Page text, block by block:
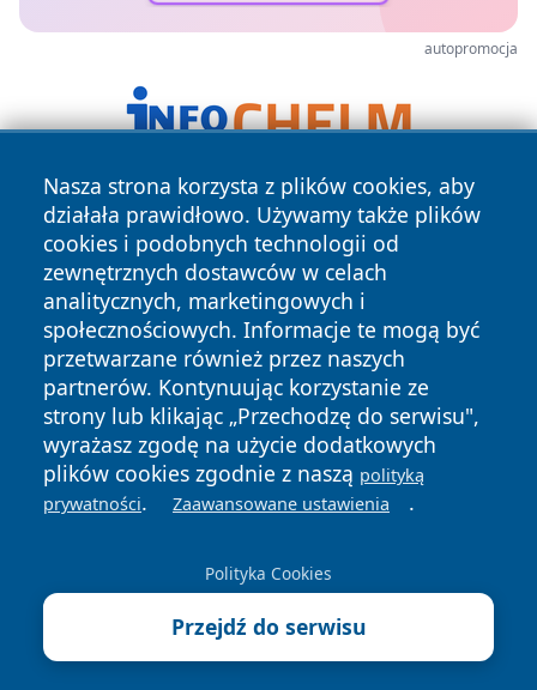
autopromocja
Nasza strona korzysta z plików cookies, aby
działała prawidłowo. Używamy także plików
cookies i podobnych technologii od
zewnętrznych dostawców w celach
analitycznych, marketingowych i
społecznościowych. Informacje te mogą być
przetwarzane również przez naszych
partnerów. Kontynuując korzystanie ze
strony lub klikając „Przechodzę do serwisu",
wyrażasz zgodę na użycie dodatkowych
plików cookies zgodnie z naszą polityką
prywatności. Zaawansowane ustawienia .
Polityka Cookies
Przejdź do serwisu
Copyright © 2026 terazgniezno.pl Wszystkie prawa
zastrzeżone.
News Autorzy
Polityka
Prywatności
Polityka
Cookies